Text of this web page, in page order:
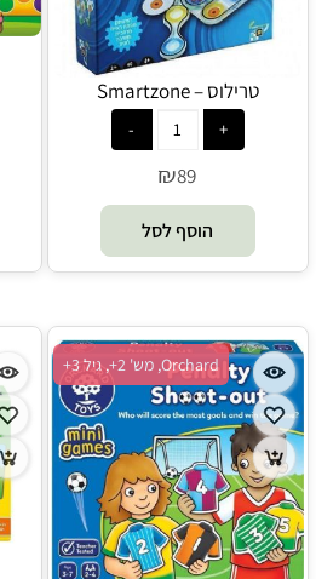
טרילוס – Smartzone
₪89
הוסף לסל
Orchard, מש' 2+, גיל 3+